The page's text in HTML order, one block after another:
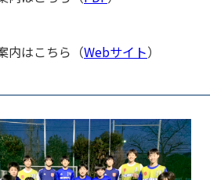
内はこちら（Webサイト）